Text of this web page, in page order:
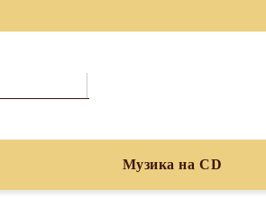
Музика на CD